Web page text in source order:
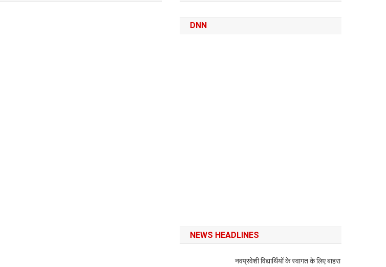
DNN
NEWS HEADLINES
नवप्रवेशी विद्यार्थियों के स्वागत के लिए बाहरा